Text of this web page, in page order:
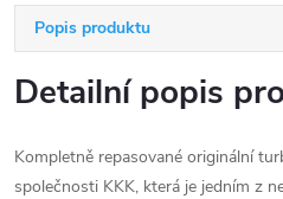
Popis produktu
Detailní popis
Kompletně repasované originální
společnosti KKK, která je jedním z